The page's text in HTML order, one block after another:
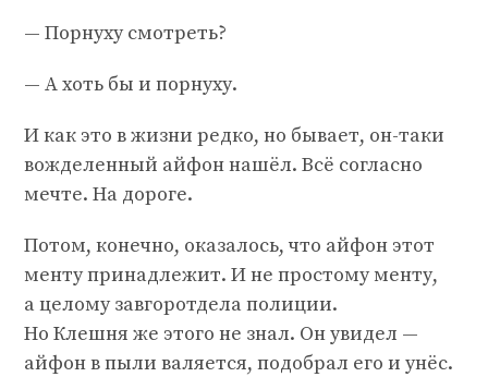
— Порнуху смотреть?
— А хоть бы и порнуху.
И как это в жизни редко, но бывает, он-таки
вожделенный айфон нашёл. Всё согласно
мечте. На дороге.
Потом, конечно, оказалось, что айфон этот
менту принадлежит. И не простому менту,
а целому завгоротдела полиции.
Но Клешня же этого не знал. Он увидел —
айфон в пыли валяется, подобрал его и унёс.